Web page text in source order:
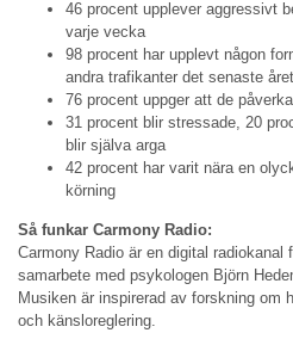
46 procent upplever aggressivt
varje vecka
98 procent har upplevt någon
andra trafikanter det senaste året
76 procent uppger att de
31 procent blir stressade, 20
blir själva arga
42 procent har varit nära en
körning
Så funkar Carmony Radio:
Carmony Radio är en digital radiokanal
samarbete med psykologen Björn
Musiken är inspirerad av forskning om
och känsloreglering.